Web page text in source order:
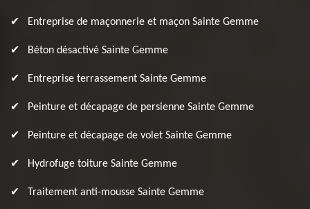
Entreprise de maçonnerie et maçon Sainte Gemme
Béton désactivé Sainte Gemme
Entreprise terrassement Sainte Gemme
Peinture et décapage de persienne Sainte Gemme
Peinture et décapage de volet Sainte Gemme
Hydrofuge toiture Sainte Gemme
Traitement anti-mousse Sainte Gemme